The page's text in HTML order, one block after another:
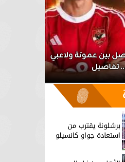
بين عموتة ولاعبي
تفاصيل
برشلونة يقترب من
استعادة جواو كانسيلو